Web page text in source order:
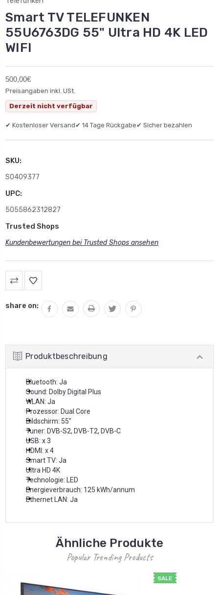
Smart TV TELEFUNKEN
55U6763DG 55" Ultra HD 4K LED
WIFI
500,00€
Preisangaben inkl. USt.
Derzeit nicht verfügbar
✔ Kostenloser Versand✔ 14 Tage Rückgabe✔ Sicher bezahlen
SKU:
S0409377
UPC:
5055862312827
Trusted Shops
Kundenbewertungen bei Trusted Shops ansehen
share on:
Produktbeschreibung
Bluetooth: Ja
Sound: Dolby Digital Plus
WLAN: Ja
Prozessor: Dual Core
Bildschirm: 55"
Tuner: DVB-S2, DVB-T2, DVB-C
USB: x 3
HDMI: x 4
Smart TV: Ja
Ultra HD 4K
Technologie: LED
Energieverbrauch: 125 kWh/annum
Ethernet LAN: Ja
Ähnliche Produkte
Popular Trending Products
SALE